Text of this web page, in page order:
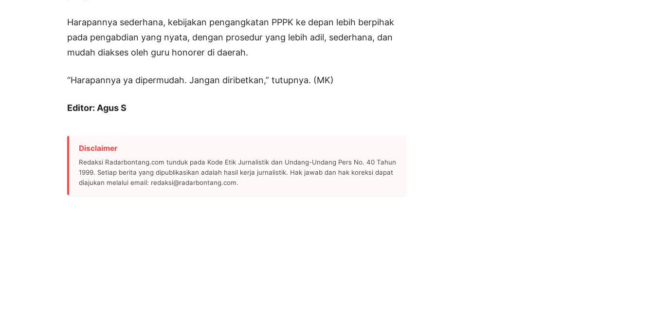
Harapannya sederhana, kebijakan pengangkatan PPPK ke depan lebih berpihak
pada pengabdian yang nyata, dengan prosedur yang lebih adil, sederhana, dan
mudah diakses oleh guru honorer di daerah.
“Harapannya ya dipermudah. Jangan diribetkan,” tutupnya. (MK)
Editor: Agus S
Disclaimer
Redaksi Radarbontang.com tunduk pada Kode Etik Jurnalistik dan Undang-Undang Pers No. 40 Tahun
1999. Setiap berita yang dipublikasikan adalah hasil kerja jurnalistik. Hak jawab dan hak koreksi dapat
diajukan melalui email: redaksi@radarbontang.com.